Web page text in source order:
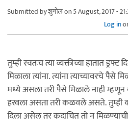
Submitted byशुगोलon 5 August, 2017 -
Log in
तुम्ही स्वतःच त्या व्यक्तीच्या हातात
मिळाला त्यांना. त्यांना त्याच्यावरचे पैसे
मध्ये असला तरी पैसे मिळाले नाही
हरवला असता तरी कळवले असते. तुम्ही
दिला असेल तर कदाचित तो न